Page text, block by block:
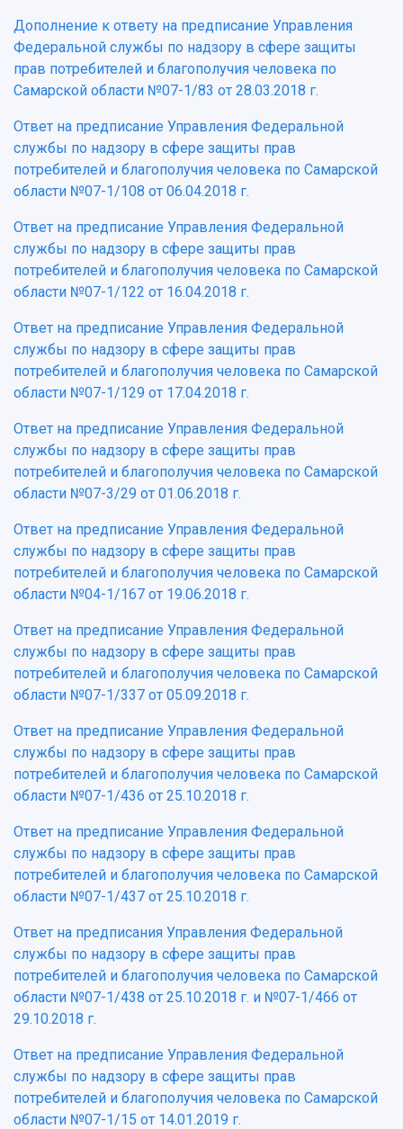
Дополнение к ответу на предписание Управления
Федеральной службы по надзору в сфере защиты
прав потребителей и благополучия человека по
Самарской области №07-1/83 от 28.03.2018 г.
Ответ на предписание Управления Федеральной
службы по надзору в сфере защиты прав
потребителей и благополучия человека по Самарской
области №07-1/108 от 06.04.2018 г.
Ответ на предписание Управления Федеральной
службы по надзору в сфере защиты прав
потребителей и благополучия человека по Самарской
области №07-1/122 от 16.04.2018 г.
Ответ на предписание Управления Федеральной
службы по надзору в сфере защиты прав
потребителей и благополучия человека по Самарской
области №07-1/129 от 17.04.2018 г.
Ответ на предписание Управления Федеральной
службы по надзору в сфере защиты прав
потребителей и благополучия человека по Самарской
области №07-3/29 от 01.06.2018 г.
Ответ на предписание Управления Федеральной
службы по надзору в сфере защиты прав
потребителей и благополучия человека по Самарской
области №04-1/167 от 19.06.2018 г.
Ответ на предписание Управления Федеральной
службы по надзору в сфере защиты прав
потребителей и благополучия человека по Самарской
области №07-1/337 от 05.09.2018 г.
Ответ на предписание Управления Федеральной
службы по надзору в сфере защиты прав
потребителей и благополучия человека по Самарской
области №07-1/436 от 25.10.2018 г.
Ответ на предписание Управления Федеральной
службы по надзору в сфере защиты прав
потребителей и благополучия человека по Самарской
области №07-1/437 от 25.10.2018 г.
Ответ на предписания Управления Федеральной
службы по надзору в сфере защиты прав
потребителей и благополучия человека по Самарской
области №07-1/438 от 25.10.2018 г. и №07-1/466 от
29.10.2018 г.
Ответ на предписание Управления Федеральной
службы по надзору в сфере защиты прав
потребителей и благополучия человека по Самарской
области №07-1/15 от 14.01.2019 г.